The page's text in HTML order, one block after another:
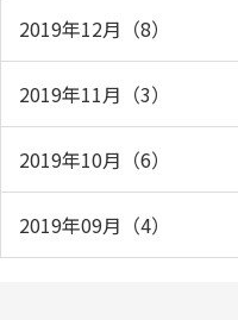
2019年12月（8）
2019年11月（3）
2019年10月（6）
2019年09月（4）